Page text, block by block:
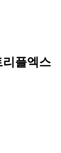
리플엑스